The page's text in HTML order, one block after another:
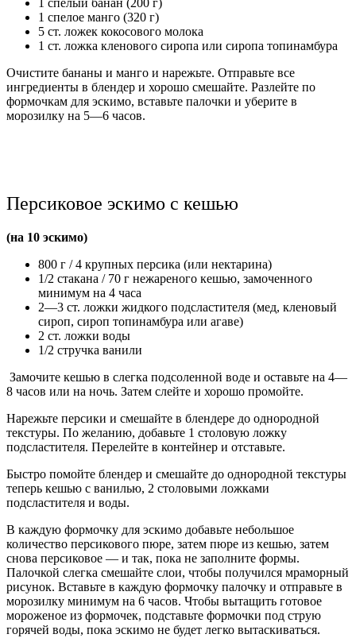
1 спелый банан (200 г)
1 спелое манго (320 г)
5 ст. ложек кокосового молока
1 ст. ложка кленового сиропа или сиропа топинамбура
Очистите бананы и манго и нарежьте. Отправьте все
ингредиенты в блендер и хорошо смешайте. Разлейте по
формочкам для эскимо, вставьте палочки и уберите в
морозилку на 5—6 часов.
Персиковое эскимо с кешью
(на 10 эскимо)
800 г / 4 крупных персика (или нектарина)
1/2 стакана / 70 г нежареного кешью, замоченного
минимум на 4 часа
2—3 ст. ложки жидкого подсластителя (мед, кленовый
сироп, сироп топинамбура или агаве)
2 ст. ложки воды
1/2 стручка ванили
Замочите кешью в слегка подсоленной воде и оставьте на 4—
8 часов или на ночь. Затем слейте и хорошо промойте.
Нарежьте персики и смешайте в блендере до однородной
текстуры. По желанию, добавьте 1 столовую ложку
подсластителя. Перелейте в контейнер и отставьте.
Быстро помойте блендер и смешайте до однородной текстуры
теперь кешью с ванилью, 2 столовыми ложками
подсластителя и воды.
В каждую формочку для эскимо добавьте небольшое
количество персикового пюре, затем пюре из кешью, затем
снова персиковое — и так, пока не заполните формы.
Палочкой слегка смешайте слои, чтобы получился мраморный
рисунок. Вставьте в каждую формочку палочку и отправьте в
морозилку минимум на 6 часов. Чтобы вытащить готовое
мороженое из формочек, подставьте формочки под струю
горячей воды, пока эскимо не будет легко вытаскиваться.